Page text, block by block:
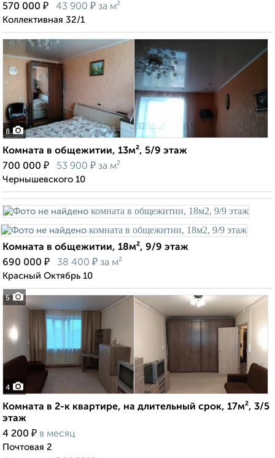
570 000 ₽ 43 900 ₽ за м²
Коллективная 32/1
8
Комната в общежитии, 13м², 5/9 этаж
700 000 ₽ 53 900 ₽ за м²
Чернышевского 10
5
Комната в общежитии, 18м², 9/9 этаж
690 000 ₽ 38 400 ₽ за м²
Красный Октябрь 10
4
Комната в 2-к квартире, на длительный срок, 17м², 3/5
этаж
4 200 ₽ в месяц
Почтовая 2